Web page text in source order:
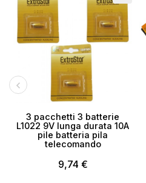
3 pacchetti 3 batterie
L1022 9V lunga durata 10A
pile batteria pila
telecomando
9,74 €